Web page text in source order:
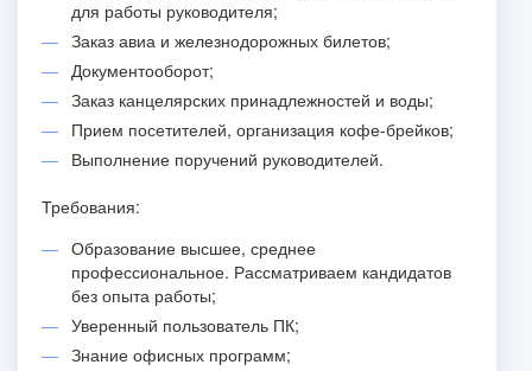
для работы руководителя;
Заказ авиа и железнодорожных билетов;
Документооборот;
Заказ канцелярских принадлежностей и воды;
Прием посетителей, организация кофе-брейков;
Выполнение поручений руководителей.
Требования:
Образование высшее, среднее
профессиональное. Рассматриваем кандидатов
без опыта работы;
Уверенный пользователь ПК;
Знание офисных программ;